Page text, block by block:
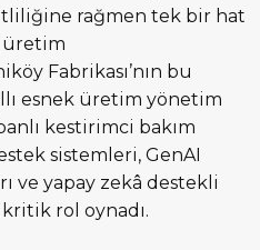
rağmen tek bir hat
üretim
Fabrikası’nın bu
esnek üretim yönetim
kestirimci bakım
sistemleri, GenAI
ve yapay zekâ destekli
rol oynadı.